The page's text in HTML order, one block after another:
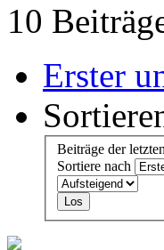
10
Erster
Beiträge der
Sortiere nach